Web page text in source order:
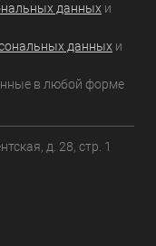
данных и
данных и
в любой форме
д. 28, стр. 1